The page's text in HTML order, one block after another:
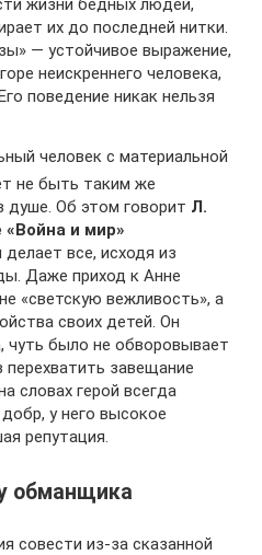
жизни бедных людей,
их до последней нитки.
— устойчивое выражение,
неискреннего человека,
поведение никак нельзя
человек с материальной
не быть таким же
душе. Об этом говорит Л.
«Война и мир»
делает все, исходя из
Даже приход к Анне
«светскую вежливость», а
своих детей. Он
чуть было не обворовывает
перехватить завещание
словах герой всегда
у него высокое
репутация.
обманщика
совести из-за сказанной